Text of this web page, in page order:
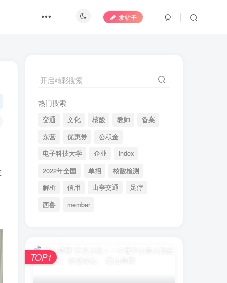
发帖子
开启精彩搜索
热门搜索
交通 文化 核酸 教师
备案
东营
优惠券
公积金
电子科技大学
企业
index
2022年全国
单招
核酸检测
解析
信用 山亭交通
足疗
西鲁
member
TOP1